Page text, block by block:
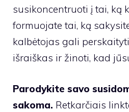
susikoncentruoti į tai, ką
formuojate tai, ką
kalbėtojas gali
išraiškas ir žinoti, kad
Parodykite savo
sakoma. Retkarčiais